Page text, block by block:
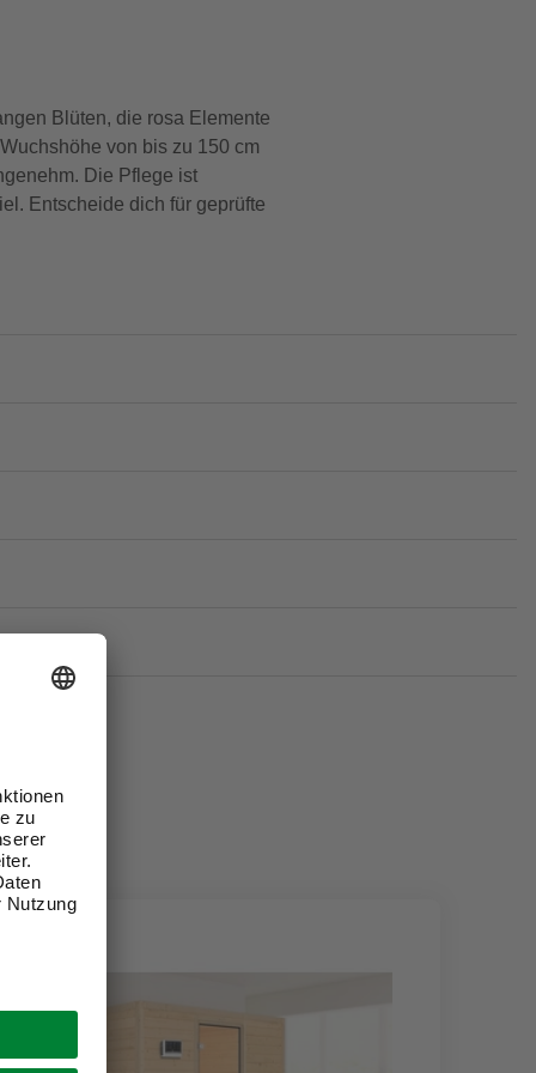
Blüten, die rosa Elemente
von bis zu 150 cm
Die Pflege ist
Entscheide dich für geprüfte